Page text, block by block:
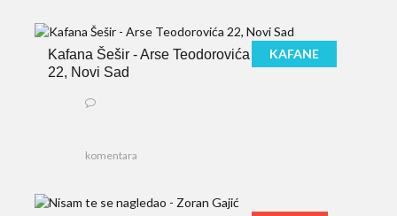
Kafana Šešir - Arse Teodorovića
22, Novi Sad
KAFANE
komentara